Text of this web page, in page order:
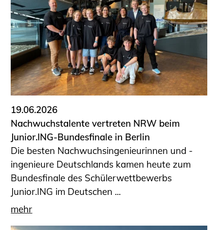
19.06.2026
Nachwuchstalente vertreten NRW beim
Junior.ING-Bundesfinale in Berlin
Die besten Nachwuchsingenieurinnen und -
ingenieure Deutschlands kamen heute zum
Bundesfinale des Schülerwettbewerbs
Junior.ING im Deutschen ...
mehr